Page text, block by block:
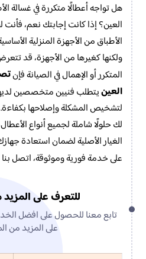
هل تواجه أعطالًا متكررة في غسالة
العين؟ إذا كانت إجابتك نعم،
الأطباق من الأجهزة المنزلية
ولكنها كغيرها من الأجهزة، قد
المتكرر أو الإهمال في الصيانة فإن
العينيتطلب فنيين متخصصين
لتشخيص المشكلة وإصلاحها
لك حلولًا شاملة لجميع أنواع
الغيار الأصلية لضمان استعادة
على خدمة فورية وموثوقة، اتصل
للتعرف على
تابع معنا للحصول على افضل
على المزيد من